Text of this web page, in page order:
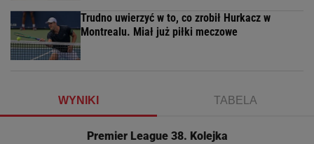
Trudno uwierzyć w to, co zrobił Hurkacz w
Montrealu. Miał już piłki meczowe
WYNIKI TABELA
Premier League 38. Kolejka